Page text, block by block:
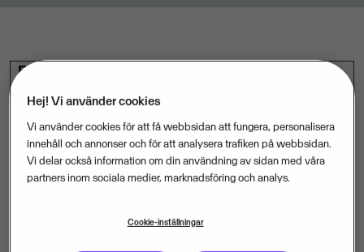
Exakt två år efter den ekonomiska krisens utbrott är
de positiva tongångarna tillbaka igen bland landets
att 2010 blir ett bättre år för deras företag än fjolåret.
Det visar en stor småföretagarenkät från
nyhetstjänstenVisma Infoline.
Den ekonomiska krisen, som slog till efter sommaren
Hej! Vi använder cookies
Vi använder cookies för att få webbsidan att fungera, personalisera
innehåll och annonser och för att analysera trafiken på webbsidan.
Vi delar också information om din användning av sidan med våra
partners inom sociala medier, marknadsföring och analys.
Cookie-inställningar